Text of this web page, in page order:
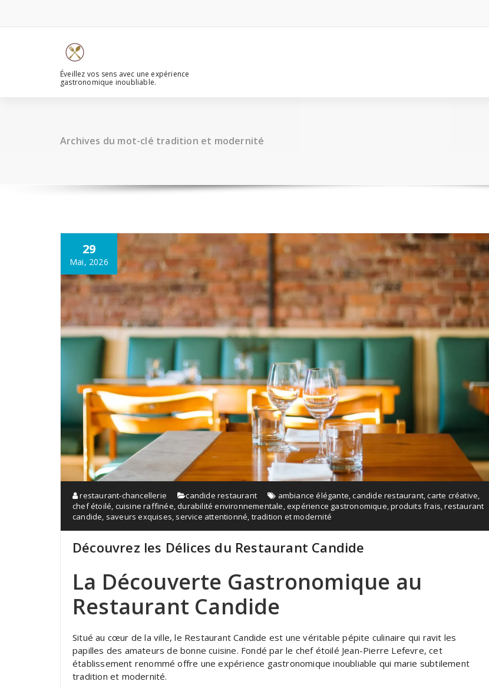
contenu
Éveillez vos sens avec une expérience
gastronomique inoubliable.
Archives du mot-clé tradition et modernité
29
Mai, 2026
restaurant-chancellerie candide restaurant ambiance élégante,candide restaurant,carte créative,
chef étoilé, cuisine raffinée,durabilité environnementale,expérience gastronomique,produits frais,restaurant
candide, saveurs exquises, service attentionné, tradition et modernité
Découvrez les Délices du Restaurant Candide
La Découverte Gastronomique au
Restaurant Candide
Situé au cœur de la ville, le Restaurant Candide est une véritable pépite culinaire qui ravit les
papilles des amateurs de bonne cuisine. Fondé par le chef étoilé Jean-Pierre Lefevre, cet
établissement renommé offre une expérience gastronomique inoubliable qui marie subtilement
tradition et modernité.